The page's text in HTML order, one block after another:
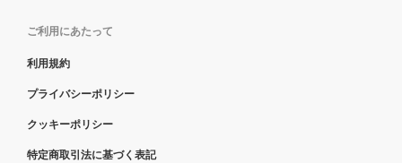
ご利用にあたって
利用規約
プライバシーポリシー
クッキーポリシー
特定商取引法に基づく表記